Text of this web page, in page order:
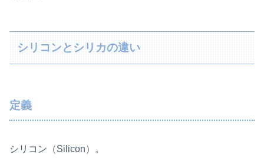
シリコンとシリカの違い
定義
シリコン（Silicon）。